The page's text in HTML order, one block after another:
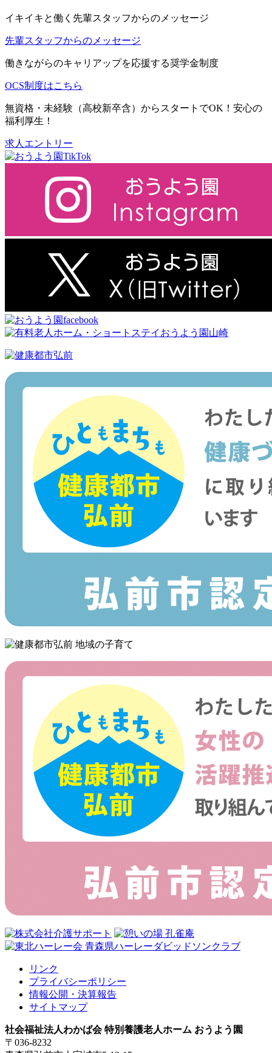
イキイキと働く先輩スタッフからのメッセージ
先輩スタッフからのメッセージ
働きながらのキャリアップを応援する奨学金制度
OCS制度はこちら
無資格・未経験（高校新卒含）からスタートでOK！安心の
福利厚生！
求人エントリー
リンク
プライバシーポリシー
情報公開・決算報告
サイトマップ
社会福祉法人わかば会 特別養護老人ホーム おうよう園
〒036-8232